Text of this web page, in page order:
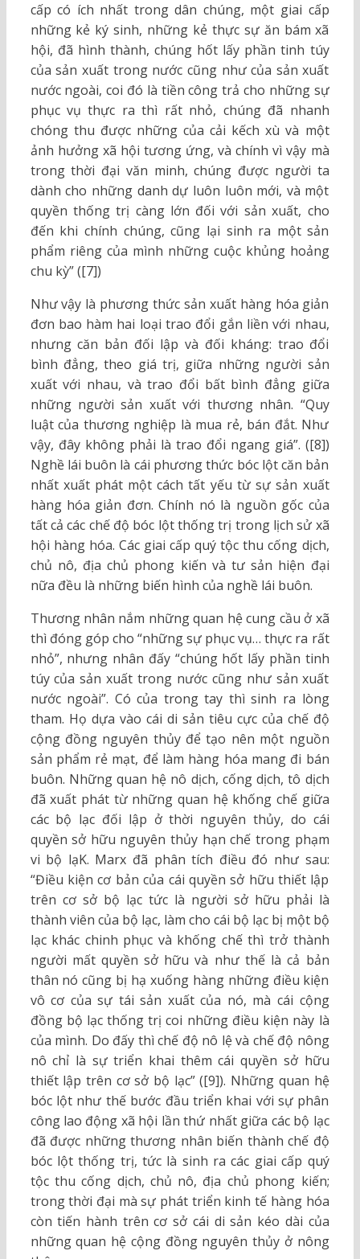
cấp có ích nhất trong dân chúng, một giai cấp
những kẻ ký sinh, những kẻ thực sự ăn bám xã
hội, đã hình thành, chúng hốt lấy phần tinh túy
của sản xuất trong nước cũng như của sản xuất
nước ngoài, coi đó là tiền công trả cho những sự
phục vụ thực ra thì rất nhỏ, chúng đã nhanh
chóng thu được những của cải kếch xù và một
ảnh hưởng xã hội tương ứng, và chính vì vậy mà
trong thời đại văn minh, chúng được người ta
dành cho những danh dự luôn luôn mới, và một
quyền thống trị càng lớn đối với sản xuất, cho
đến khi chính chúng, cũng lại sinh ra một sản
phẩm riêng của mình những cuộc khủng hoảng
chu kỳ” ([7])
Như vậy là phương thức sản xuất hàng hóa giản
đơn bao hàm hai loại trao đổi gắn liền với nhau,
nhưng căn bản đối lập và đối kháng: trao đổi
bình đẳng, theo giá trị, giữa những người sản
xuất với nhau, và trao đổi bất bình đẳng giữa
những người sản xuất với thương nhân. “Quy
luật của thương nghiệp là mua rẻ, bán đắt. Như
vậy, đây không phải là trao đổi ngang giá”. ([8])
Nghề lái buôn là cái phương thức bóc lột căn bản
nhất xuất phát một cách tất yếu từ sự sản xuất
hàng hóa giản đơn. Chính nó là nguồn gốc của
tất cả các chế độ bóc lột thống trị trong lịch sử xã
hội hàng hóa. Các giai cấp quý tộc thu cống dịch,
chủ nô, địa chủ phong kiến và tư sản hiện đại
nữa đều là những biến hình của nghề lái buôn.
Thương nhân nắm những quan hệ cung cầu ở xã
thì đóng góp cho “những sự phục vụ… thực ra rất
nhỏ”, nhưng nhân đấy “chúng hốt lấy phần tinh
túy của sản xuất trong nước cũng như sản xuất
nước ngoài”. Có của trong tay thì sinh ra lòng
tham. Họ dựa vào cái di sản tiêu cực của chế độ
cộng đồng nguyên thủy để tạo nên một nguồn
sản phẩm rẻ mạt, để làm hàng hóa mang đi bán
buôn. Những quan hệ nô dịch, cống dịch, tô dịch
đã xuất phát từ những quan hệ khống chế giữa
các bộ lạc đối lập ở thời nguyên thủy, do cái
quyền sở hữu nguyên thủy hạn chế trong phạm
vi bộ lạK. Marx đã phân tích điều đó như sau:
“Điều kiện cơ bản của cái quyền sở hữu thiết lập
trên cơ sở bộ lạc tức là người sở hữu phải là
thành viên của bộ lạc, làm cho cái bộ lạc bị một bộ
lạc khác chinh phục và khống chế thì trở thành
người mất quyền sở hữu và như thế là cả bản
thân nó cũng bị hạ xuống hàng những điều kiện
vô cơ của sự tái sản xuất của nó, mà cái cộng
đồng bộ lạc thống trị coi những điều kiện này là
của mình. Do đấy thì chế độ nô lệ và chế độ nông
nô chỉ là sự triển khai thêm cái quyền sở hữu
thiết lập trên cơ sở bộ lạc” ([9]). Những quan hệ
bóc lột như thế bước đầu triển khai với sự phân
công lao động xã hội lần thứ nhất giữa các bộ lạc
đã được những thương nhân biến thành chế độ
bóc lột thống trị, tức là sinh ra các giai cấp quý
tộc thu cống dịch, chủ nô, địa chủ phong kiến;
trong thời đại mà sự phát triển kinh tế hàng hóa
còn tiến hành trên cơ sở cái di sản kéo dài của
những quan hệ cộng đồng nguyên thủy ở nông